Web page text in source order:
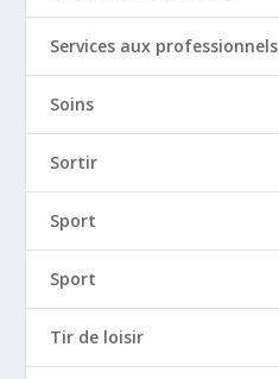
Services aux professionnels
Soins
Sortir
Sport
Sport
Tir de loisir